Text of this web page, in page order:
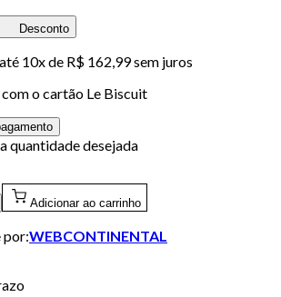
Desconto
10x de R$ 162,99 sem juros
o cartão Le Biscuit
quantidade desejada
Adicionar ao carrinho
por:WEBCONTINENTAL